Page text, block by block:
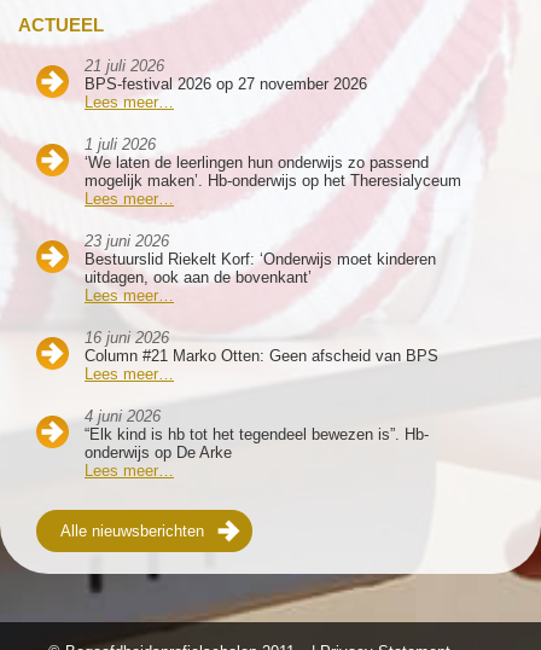
ACTUEEL
21 juli 2026
BPS-festival 2026 op 27 november 2026
Lees meer…
1 juli 2026
‘We laten de leerlingen hun onderwijs zo passend
mogelijk maken’. Hb-onderwijs op het Theresialyceum
Lees meer…
23 juni 2026
Bestuurslid Riekelt Korf: ‘Onderwijs moet kinderen
uitdagen, ook aan de bovenkant’
Lees meer…
16 juni 2026
Column #21 Marko Otten: Geen afscheid van BPS
Lees meer…
4 juni 2026
“Elk kind is hb tot het tegendeel bewezen is”. Hb-
onderwijs op De Arke
Lees meer…
Alle nieuwsberichten